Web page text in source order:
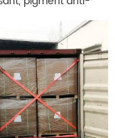
été couvert dans
iSuoChem est
spéciaux en
d'usine ici!